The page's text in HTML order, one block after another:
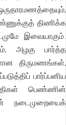
திணிக்க
இவையாகும்.
அழகு பார்த்த
திருமணங்கள்,
பார்ப்பனிய
பெண்ணின்
நடைமுறையைக்